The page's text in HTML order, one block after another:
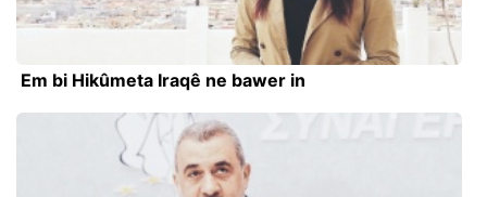
Em bi Hikûmeta Iraqê ne bawer in